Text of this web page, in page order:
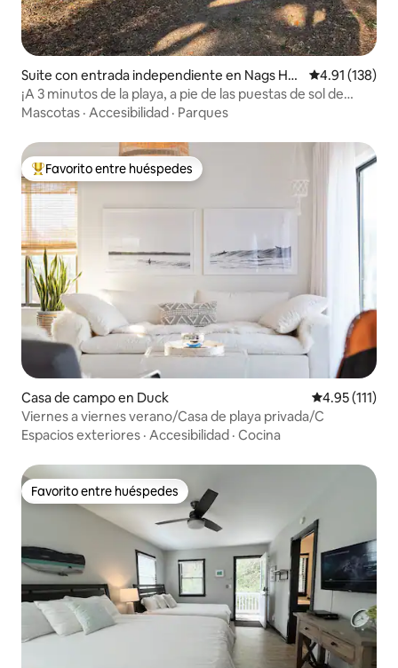
Suite con entrada independiente en Nags He
ad
Calificación
4.91 (138)
¡A 3 minutos de la playa, a pie de las puestas de sol de
Jockey's Ridge!
Mascotas · Accesibilidad · Parques
De los mejores en Favorito entre huéspedes
Favorito entre huéspedes
Casa de campo en Duck Calificación
4.95 (111)
Viernes a viernes verano/Casa de playa privada/C
Espacios exteriores · Accesibilidad · Cocina
Favorito entre huéspedes
Favorito entre huéspedes